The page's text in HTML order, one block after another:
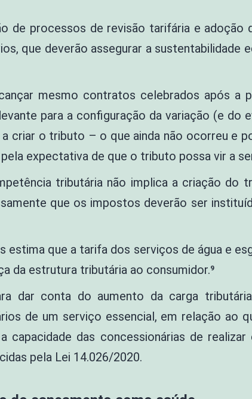
de processos de revisão tarifária e
que deverão assegurar a sustentabilidade
mesmo contratos celebrados após a
para a configuração da variação (e do
criar o tributo – o que ainda não ocorreu e
expectativa de que o tributo possa vir a
tributária não implica a criação do
que os impostos deverão ser
estima que a tarifa dos serviços de água e
da estrutura tributária ao consumidor.⁹
dar conta do aumento da carga
de um serviço essencial, em relação ao
capacidade das concessionárias de
pela Lei 14.026/2020.